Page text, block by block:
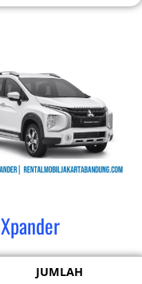
Xpander
JUMLAH